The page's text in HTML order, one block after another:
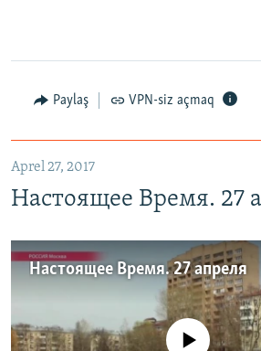
Paylaş VPN-siz açmaq
Aprel 27, 2017
Настоящее Время. 27
Настоящее Время. 27 апреля
No media source currently